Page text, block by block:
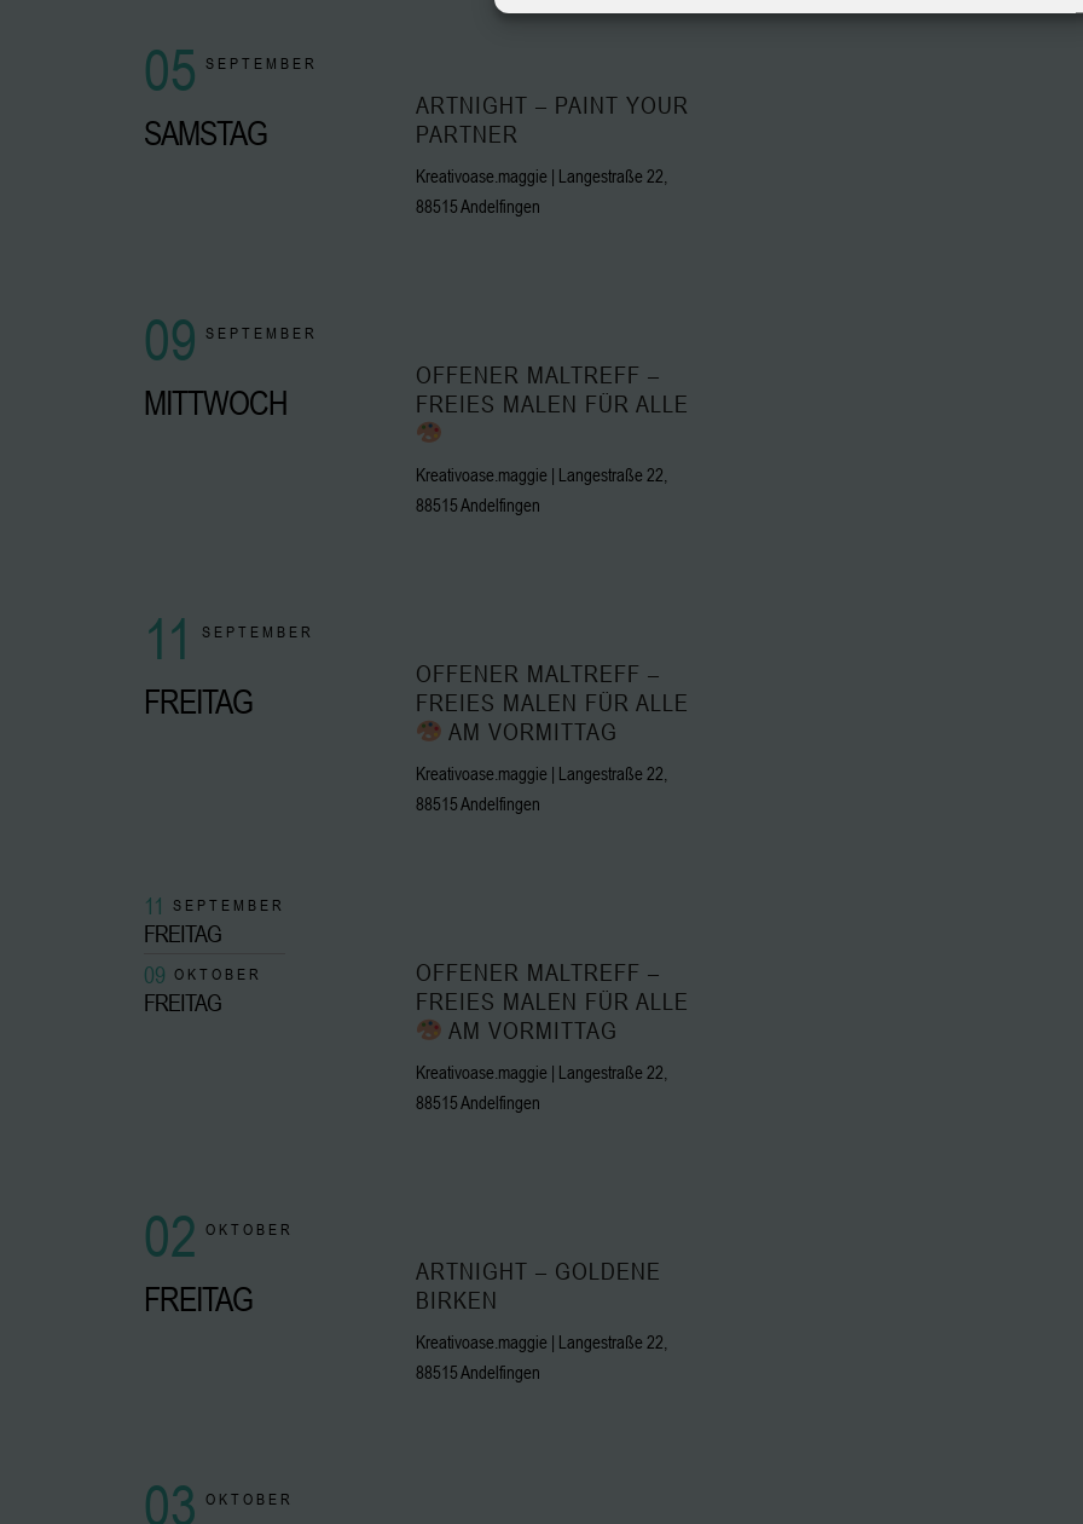
05 SEPTEMBER
SAMSTAG
ARTNIGHT – PAINT YOUR
PARTNER
Kreativoase.maggie | Langestraße 22,
88515 Andelfingen
09 SEPTEMBER
MITTWOCH
OFFENER MALTREFF –
FREIES MALEN FÜR ALLE
Kreativoase.maggie | Langestraße 22,
88515 Andelfingen
11 SEPTEMBER
FREITAG
OFFENER MALTREFF –
FREIES MALEN FÜR ALLE
AM VORMITTAG
Kreativoase.maggie | Langestraße 22,
88515 Andelfingen
11 SEPTEMBER
FREITAG
09 OKTOBER
FREITAG
OFFENER MALTREFF –
FREIES MALEN FÜR ALLE
AM VORMITTAG
Kreativoase.maggie | Langestraße 22,
88515 Andelfingen
02 OKTOBER
FREITAG
ARTNIGHT – GOLDENE
BIRKEN
Kreativoase.maggie | Langestraße 22,
88515 Andelfingen
03 OKTOBER